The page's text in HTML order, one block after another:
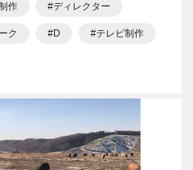
作 ディレクター
ク D テレビ制作